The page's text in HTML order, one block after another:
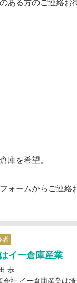
ある方のご連絡
庫を希望。
ォームからご連絡
者
イー倉庫産業
歩
会社 イー倉庫産業は